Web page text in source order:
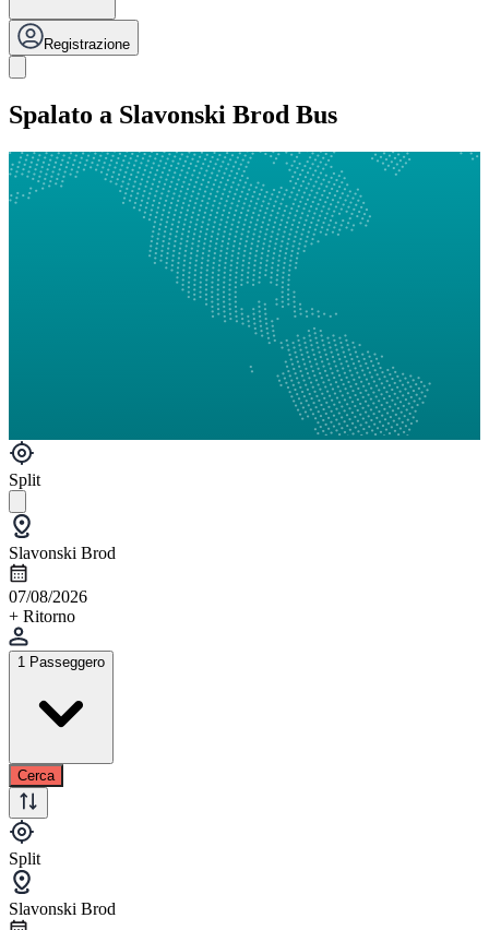
Registrazione
Spalato a Slavonski Brod Bus
Split
Slavonski Brod
07/08/2026
+ Ritorno
1 Passeggero
Cerca
Split
Slavonski Brod